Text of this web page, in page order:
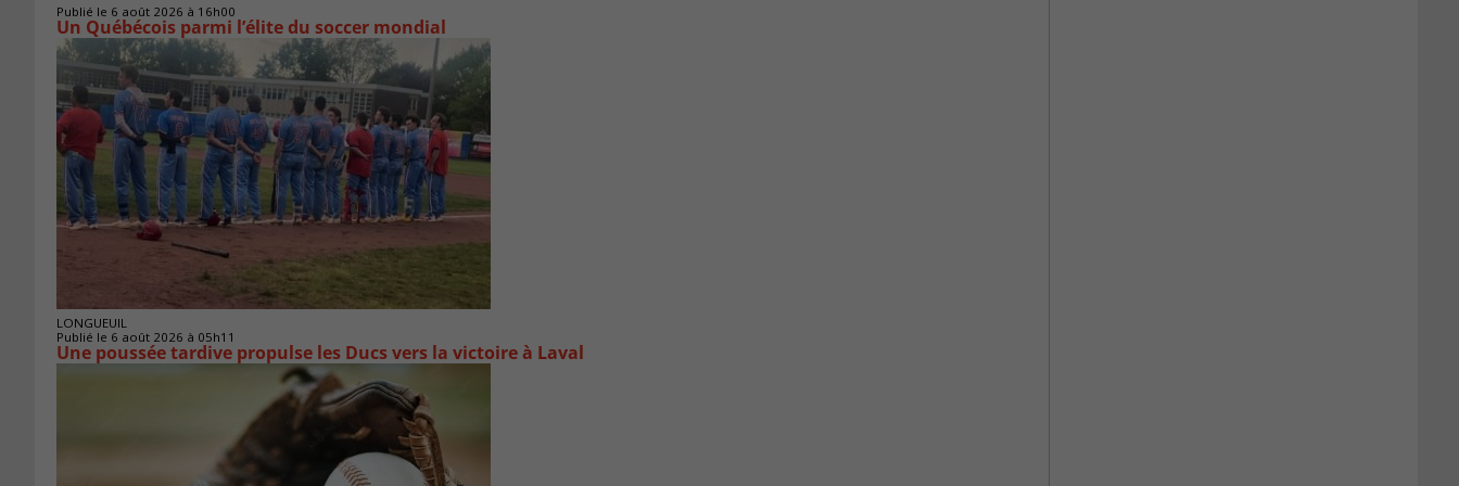
Publié le 6 août 2026 à 16h00
Un Québécois parmi l’élite du soccer mondial
LONGUEUIL
Publié le 6 août 2026 à 05h11
Une poussée tardive propulse les Ducs vers la victoire à Laval